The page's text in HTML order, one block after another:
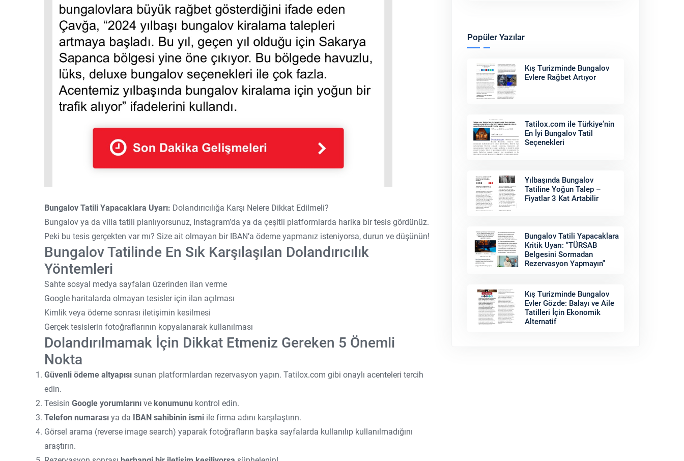
Bungalov Tatili Yapacaklara Uyarı: Dolandırıcılığa Karşı Nelere Dikkat Edilmeli?
Bungalov ya da villa tatili planlıyorsunuz, Instagram’da ya da çeşitli platformlarda harika bir tesis gördünüz.
Peki bu tesis gerçekten var mı? Size ait olmayan bir IBAN’a ödeme yapmanız isteniyorsa, durun ve düşünün!
Bungalov Tatilinde En Sık Karşılaşılan Dolandırıcılık
Yöntemleri
Sahte sosyal medya sayfaları üzerinden ilan verme
Google haritalarda olmayan tesisler için ilan açılması
Kimlik veya ödeme sonrası iletişimin kesilmesi
Gerçek tesislerin fotoğraflarının kopyalanarak kullanılması
Dolandırılmamak İçin Dikkat Etmeniz Gereken 5 Önemli
Nokta
Güvenli ödeme altyapısı sunan platformlardan rezervasyon yapın. Tatilox.com gibi onaylı acenteleri tercih
edin.
Tesisin Google yorumlarını ve konumunu kontrol edin.
Telefon numarası ya da IBAN sahibinin ismi ile firma adını karşılaştırın.
Görsel arama (reverse image search) yaparak fotoğrafların başka sayfalarda kullanılıp kullanılmadığını
araştırın.
Popüler Yazılar
Kış Turizminde Bungalov
Evlere Rağbet Artıyor
Tatilox.com ile Türkiye’nin
En İyi Bungalov Tatil
Seçenekleri
Yılbaşında Bungalov
Tatiline Yoğun Talep –
Fiyatlar 3 Kat Artabilir
Bungalov Tatili Yapacaklara
Kritik Uyarı: "TÜRSAB
Belgesini Sormadan
Rezervasyon Yapmayın"
Kış Turizminde Bungalov
Evler Gözde: Balayı ve Aile
Tatilleri İçin Ekonomik
Alternatif